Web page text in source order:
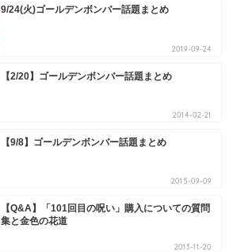
9/24(火)ゴールデンボンバー話題まとめ
2019-09-24
【2/20】ゴールデンボンバー話題まとめ
2014-02-21
【9/8】ゴールデンボンバー話題まとめ
2015-09-09
【Q&A】「101回目の呪い」購入についての質問
集と金色の花道
2013-11-20